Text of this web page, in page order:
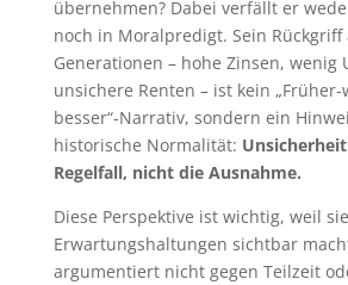
übernehmen? Dabei verfällt er
noch in Moralpredigt. Sein
Generationen – hohe Zinsen, wenig
unsichere Renten – ist kein „Früher-
besser“-Narrativ, sondern ein
historische Normalität:
Regelfall, nicht die Ausnahme.
Diese Perspektive ist wichtig, weil sie
Erwartungshaltungen sichtbar
argumentiert nicht gegen Teilzeit